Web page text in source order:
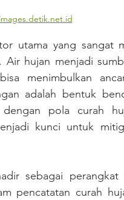
Air hujan menjadi
menimbulkan
adalah bentuk
pola curah
kunci untuk
pencatatan curah